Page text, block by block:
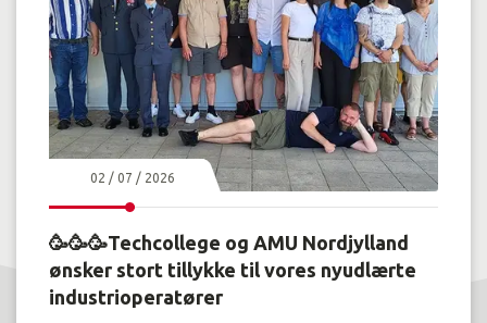
02 / 07 / 2026
🥳🥳🥳Techcollege og AMU Nordjylland
ønsker stort tillykke til vores nyudlærte
industrioperatører